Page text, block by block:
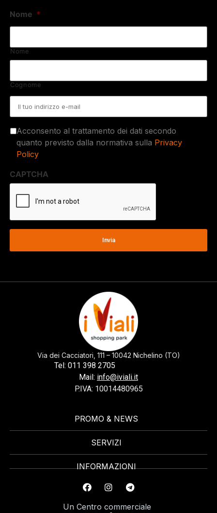
Nome *
Nome
Cognome
Email
Acconsento al trattamento dei dati secondo
quanto previsto dalla normativa sulla Privacy
Policy
CAPTCHA
Via dei Cacciatori, 111 – 10042 Nichelino (TO)
Tel: 011 398 2705
Mail: info@iviali.it
P.IVA: 10014480965
PROMO & NEWS
SERVIZI
INFORMAZIONI
Un Centro commerciale